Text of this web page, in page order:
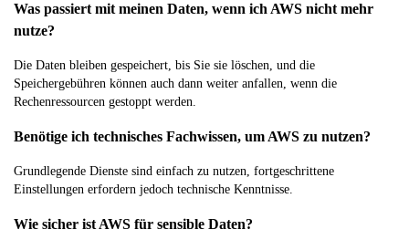
Was passiert mit meinen Daten, wenn ich AWS nicht mehr
nutze?
Die Daten bleiben gespeichert, bis Sie sie löschen, und die
Speichergebühren können auch dann weiter anfallen, wenn die
Rechenressourcen gestoppt werden.
Benötige ich technisches Fachwissen, um AWS zu nutzen?
Grundlegende Dienste sind einfach zu nutzen, fortgeschrittene
Einstellungen erfordern jedoch technische Kenntnisse.
Wie sicher ist AWS für sensible Daten?